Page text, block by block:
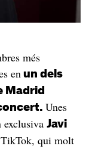
més
en un dels
Madrid
Unes
exclusiva Javi
qui molt